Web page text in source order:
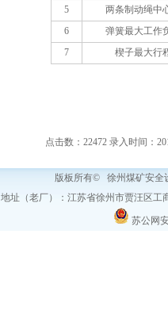
5
两条制动绳中
6
弹簧最大工作
7
楔子最大行
点击数：22472 录入时间：
版板所有© 徐州煤矿安
地址（老厂）：江苏省徐州市贾汪区
苏公网